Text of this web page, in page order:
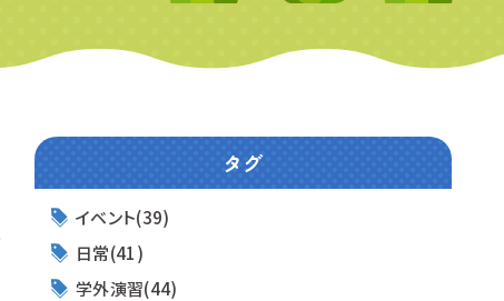
タグ
イベント(39)
日常(41)
学外演習(44)